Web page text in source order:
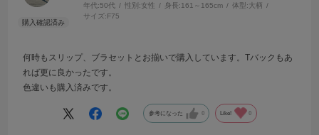
年代:50代 性別:女性 身長:161～165cm 体型:大柄
サイズ:F75
何時もスリップ、ブラセットとお揃いで購入しています。Tバックもあ
れば更に良かったです。
色違いも購入済みです。
参考になった 0 Like! 0